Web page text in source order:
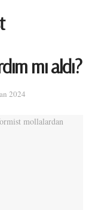
mı aldı?
2024